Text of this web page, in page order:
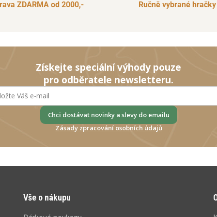
ZDARMA od 2000,- Ručně vybrané hračky
Získejte speciální výhody pouze
pro odběratele newsletteru.
Chci dostávat novinky a slevy do emailu
Zásady zpracování osobních údajů
Vše o nákupu